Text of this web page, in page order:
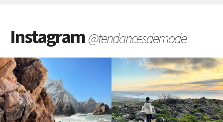
Instagram@tendancesdemode